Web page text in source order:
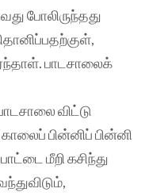
போலிருந்தது
பாடசாலைக்
விட்டு
பின்னிப் பின்னி
மீறி கசிந்து